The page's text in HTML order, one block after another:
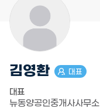
김영환 대표
대표
뉴동양공인중개사사무소